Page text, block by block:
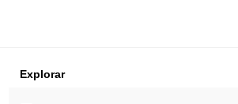
Explorar